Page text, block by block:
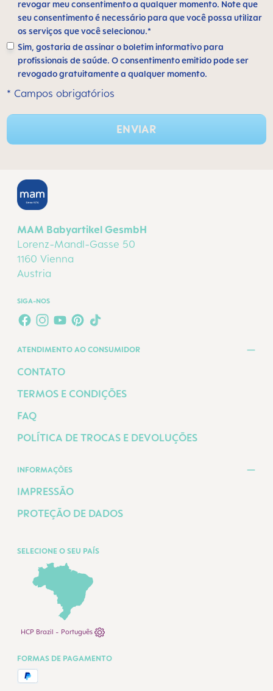
revogar meu consentimento a qualquer momento. Note que
seu consentimento é necessário para que você possa utilizar
os serviços que você selecionou.*
Sim, gostaria de assinar o boletim informativo para
profissionais de saúde. O consentimento emitido pode ser
revogado gratuitamente a qualquer momento.
* Campos obrigatórios
ENVIAR
MAM Babyartikel GesmbH
Lorenz-Mandl-Gasse 50
1160 Vienna
Austria
SIGA-NOS
FACEBOOK
INSTAGRAM
YOUTUBE
PINTEREST
TIKTOK
ATENDIMENTO AO CONSUMIDOR
CONTATO
TERMOS E CONDIÇÕES
FAQ
POLÍTICA DE TROCAS E DEVOLUÇÕES
INFORMAÇÕES
IMPRESSÃO
PROTEÇÃO DE DADOS
SELECIONE O SEU PAÍS
HCP Brazil - Português
FORMAS DE PAGAMENTO